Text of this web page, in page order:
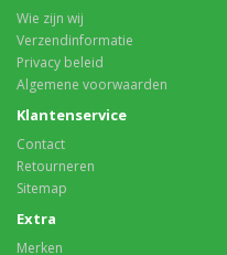
Wie zijn wij
Verzendinformatie
Privacy beleid
Algemene voorwaarden
Klantenservice
Contact
Retourneren
Sitemap
Extra
Merken